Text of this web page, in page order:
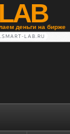
деньги на бирже
LAB.RU